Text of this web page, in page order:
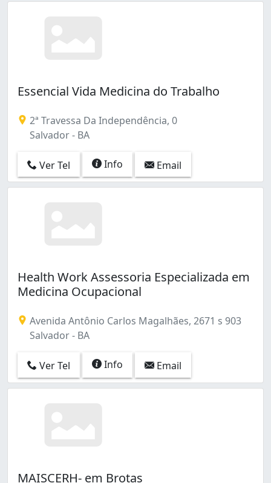
Essencial Vida Medicina do Trabalho
2ª Travessa Da Independência, 0
Salvador - BA
Ver Tel Info Email
Health Work Assessoria Especializada em
Medicina Ocupacional
Avenida Antônio Carlos Magalhães, 2671 s 903
Salvador - BA
Ver Tel Info Email
MAISCERH- em Brotas